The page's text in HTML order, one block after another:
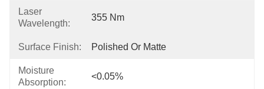
Laser
Wavelength:
355 Nm
Surface Finish: Polished Or Matte
Moisture
Absorption:
<0.05%